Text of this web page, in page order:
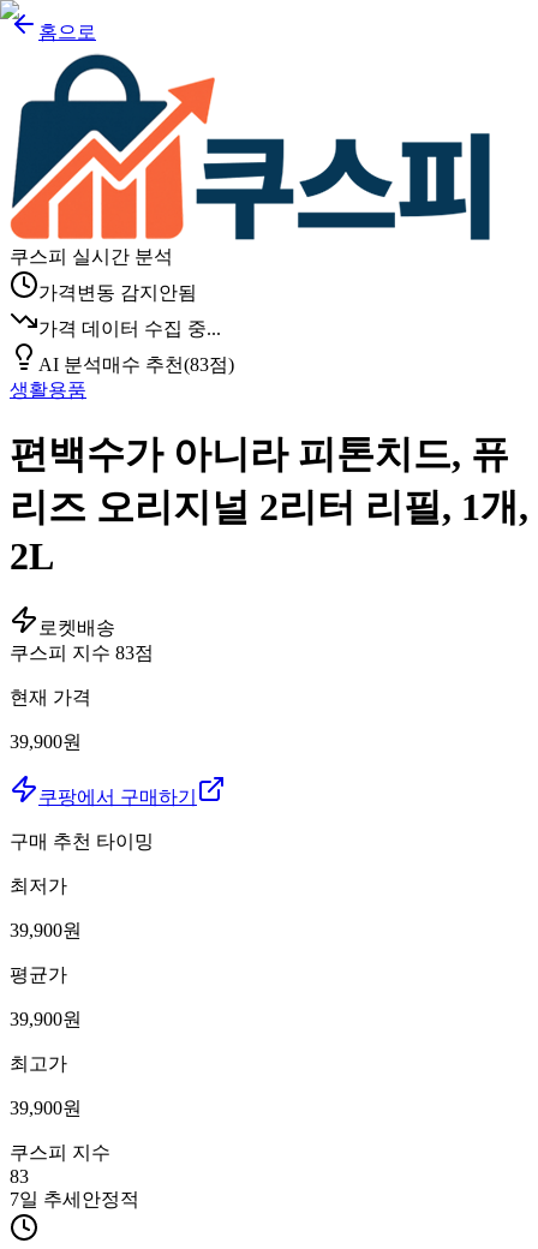
홈으로
쿠스피 실시간 분석
가격변동 감지안됨
가격 데이터 수집 중...
AI 분석매수 추천(83점)
생활용품
편백수가 아니라 피톤치드, 퓨
리즈 오리지널 2리터 리필, 1개,
2L
로켓배송
쿠스피 지수 83점
현재 가격
39,900원
쿠팡에서 구매하기
구매 추천 타이밍
최저가
39,900원
평균가
39,900원
최고가
39,900원
쿠스피 지수
83
7일 추세 안정적